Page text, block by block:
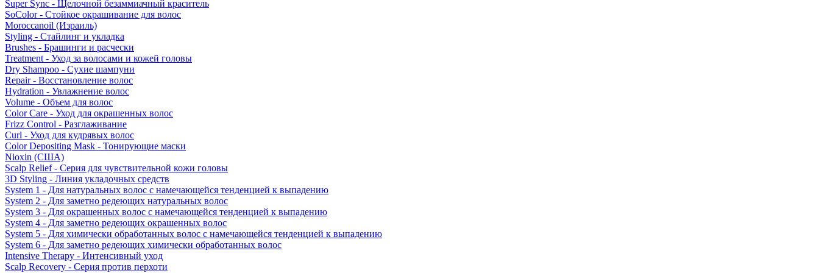
Super Sync - Щелочной безаммиачный краситель
SoColor - Стойкое окрашивание для волос
Moroccanoil (Израиль)
Styling - Стайлинг и укладка
Brushes - Брашинги и расчески
Treatment - Уход за волосами и кожей головы
Dry Shampoo - Сухие шампуни
Repair - Восстановление волос
Hydration - Увлажнение волос
Volume - Объем для волос
Color Care - Уход для окрашенных волос
Frizz Control - Разглаживание
Curl - Уход для кудрявых волос
Color Depositing Mask - Тонирующие маски
Nioxin (США)
Scalp Relief - Серия для чувствительной кожи головы
3D Styling - Линия укладочных средств
System 1 - Для натуральных волос с намечающейся тенденцией к выпадению
System 2 - Для заметно редеющих натуральных волос
System 3 - Для окрашенных волос с намечающейся тенденцией к выпадению
System 4 - Для заметно редеющих окрашенных волос
System 5 - Для химически обработанных волос с намечающейся тенденцией к выпадению
System 6 - Для заметно редеющих химически обработанных волос
Intensive Therapy - Интенсивный уход
Scalp Recovery - Серия против перхоти